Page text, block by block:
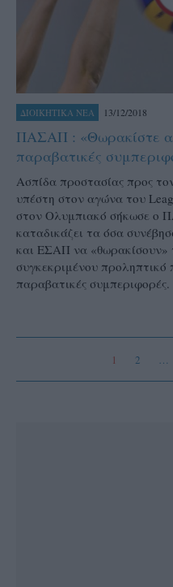
ΔΙΟΙΚΗΤΙΚΑ ΝΕΑ 13/12/2018
ΠΑΣΑΠ : «Θωρακίστε
παραβατικές
Ασπίδα προστασίας προς
υπέστη στον αγώνα του
στον Ολυμπιακό σήκωσε ο
καταδικάζει τα όσα
και ΕΣΑΠ να «θωρακίσουν»
συγκεκριμένου
παραβατικές συμπεριφορές.
1 2 …